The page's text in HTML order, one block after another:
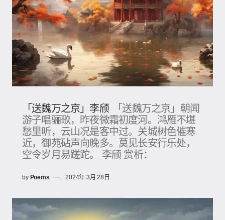
「送魏万之京」李颀
「送魏万之京」朝闻
游子唱骊歌，昨夜微霜初度河。鸿雁不堪
愁里听，云山况是客中过。关城树色催寒
近，御苑砧声向晚多。莫见长安行乐处，
空令岁月易蹉跎。 李颀 赏析：
by Poems 2024年 3月 28日